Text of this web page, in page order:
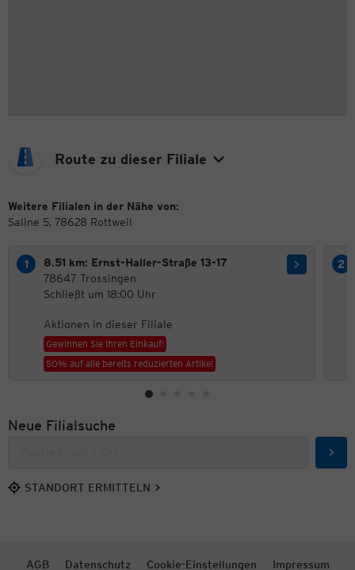
Route zu dieser Filiale
Weitere Filialen in der Nähe von:
Saline 5, 78628 Rottweil
8.51 km: Ernst-Haller-Straße 13-17
78647 Trossingen
Schließt um 18:00 Uhr
Aktionen in dieser Filiale
Gewinnen Sie Ihren Einkauf!
50% auf alle bereits reduzierten Artikel
Neue Filialsuche
STANDORT ERMITTELN
AGB Datenschutz Cookie-Einstellungen Impressum